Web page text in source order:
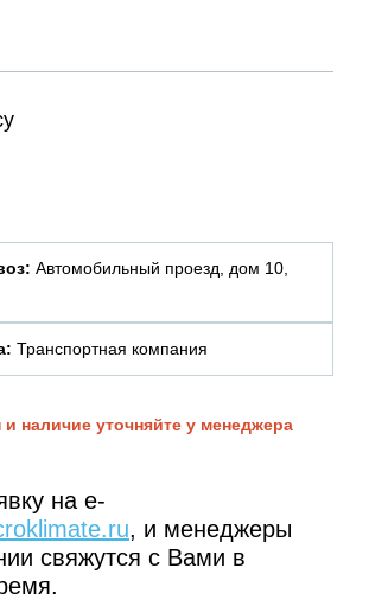
Автомобильный проезд, дом 10,
Транспортная компания
и наличие уточняйте у менеджера
на e-
, и менеджеры
свяжутся с Вами в